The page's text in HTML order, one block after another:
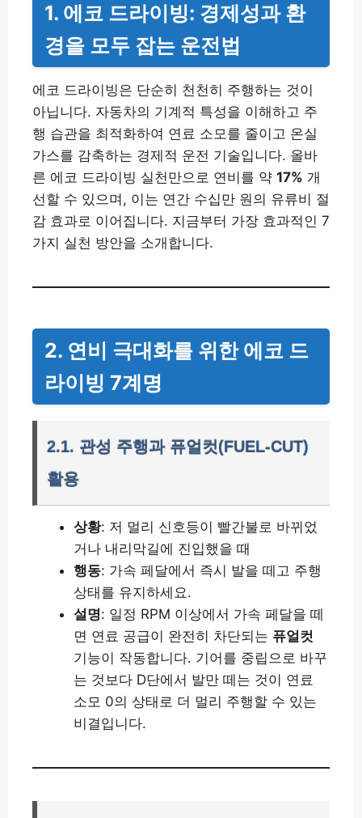
1. 에코 드라이빙: 경제성과 환
경을 모두 잡는 운전법
에코 드라이빙은 단순히 천천히 주행하는 것이
아닙니다. 자동차의 기계적 특성을 이해하고 주
행 습관을 최적화하여 연료 소모를 줄이고 온실
가스를 감축하는 경제적 운전 기술입니다. 올바
른 에코 드라이빙 실천만으로 연비를 약 17% 개
선할 수 있으며, 이는 연간 수십만 원의 유류비 절
감 효과로 이어집니다. 지금부터 가장 효과적인 7
가지 실천 방안을 소개합니다.
2. 연비 극대화를 위한 에코 드
라이빙 7계명
2.1. 관성 주행과 퓨얼컷(FUEL-CUT)
활용
상황: 저 멀리 신호등이 빨간불로 바뀌었
거나 내리막길에 진입했을 때
행동: 가속 페달에서 즉시 발을 떼고 주행
상태를 유지하세요.
설명: 일정 RPM 이상에서 가속 페달을 떼
면 연료 공급이 완전히 차단되는 퓨얼컷
기능이 작동합니다. 기어를 중립으로 바꾸
는 것보다 D단에서 발만 떼는 것이 연료
소모 0의 상태로 더 멀리 주행할 수 있는
비결입니다.